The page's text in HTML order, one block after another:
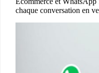
chaque conversation en